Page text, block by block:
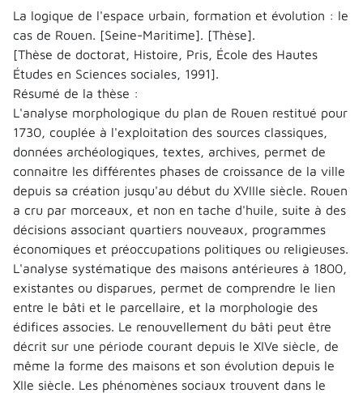
La logique de l'espace urbain, formation et évolution : le
cas de Rouen. [Seine-Maritime]. [Thèse].
[Thèse de doctorat, Histoire, Pris, École des Hautes
Études en Sciences sociales, 1991].
Résumé de la thèse :
L'analyse morphologique du plan de Rouen restitué pour
1730, couplée à l'exploitation des sources classiques,
données archéologiques, textes, archives, permet de
connaitre les différentes phases de croissance de la ville
depuis sa création jusqu'au début du XVIIIe siècle. Rouen
a cru par morceaux, et non en tache d'huile, suite à des
décisions associant quartiers nouveaux, programmes
économiques et préoccupations politiques ou religieuses.
L'analyse systématique des maisons antérieures à 1800,
existantes ou disparues, permet de comprendre le lien
entre le bâti et le parcellaire, et la morphologie des
édifices associes. Le renouvellement du bâti peut être
décrit sur une période courant depuis le XIVe siècle, de
même la forme des maisons et son évolution depuis le
XIIe siècle. Les phénomènes sociaux trouvent dans le